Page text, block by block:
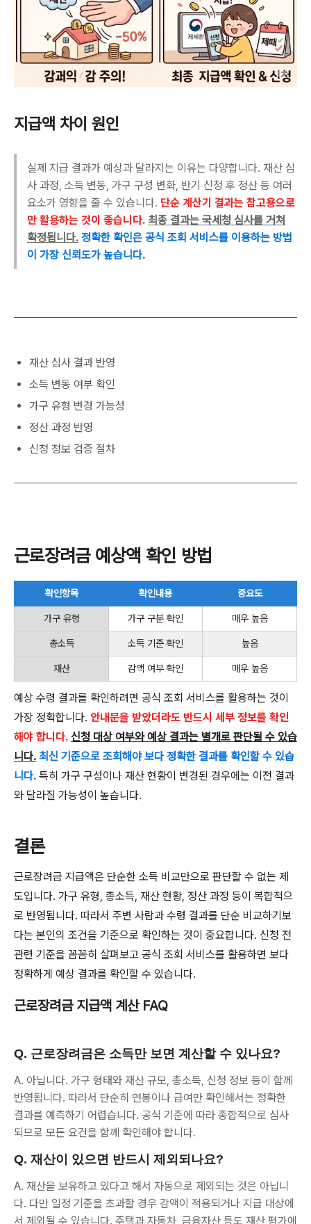
지급액 차이 원인
실제 지급 결과가 예상과 달라지는 이유는 다양합니다. 재산 심
사 과정, 소득 변동, 가구 구성 변화, 반기 신청 후 정산 등 여러
요소가 영향을 줄 수 있습니다. 단순 계산기 결과는 참고용으로
만 활용하는 것이 좋습니다. 최종 결과는 국세청 심사를 거쳐
확정됩니다. 정확한 확인은 공식 조회 서비스를 이용하는 방법
이 가장 신뢰도가 높습니다.
재산 심사 결과 반영
소득 변동 여부 확인
가구 유형 변경 가능성
정산 과정 반영
신청 정보 검증 절차
근로장려금 예상액 확인 방법
확인항목 확인내용 중요도
가구 유형 가구 구분 확인 매우 높음
총소득 소득 기준 확인 높음
재산 감액 여부 확인 매우 높음
예상 수령 결과를 확인하려면 공식 조회 서비스를 활용하는 것이
가장 정확합니다. 안내문을 받았더라도 반드시 세부 정보를 확인
해야 합니다. 신청 대상 여부와 예상 결과는 별개로 판단될 수 있습
니다. 최신 기준으로 조회해야 보다 정확한 결과를 확인할 수 있습
니다. 특히 가구 구성이나 재산 현황이 변경된 경우에는 이전 결과
와 달라질 가능성이 높습니다.
결론
근로장려금 지급액은 단순한 소득 비교만으로 판단할 수 없는 제
도입니다. 가구 유형, 총소득, 재산 현황, 정산 과정 등이 복합적으
로 반영됩니다. 따라서 주변 사람과 수령 결과를 단순 비교하기보
다는 본인의 조건을 기준으로 확인하는 것이 중요합니다. 신청 전
관련 기준을 꼼꼼히 살펴보고 공식 조회 서비스를 활용하면 보다
정확하게 예상 결과를 확인할 수 있습니다.
근로장려금 지급액 계산 FAQ
Q. 근로장려금은 소득만 보면 계산할 수 있나요?
A. 아닙니다. 가구 형태와 재산 규모, 총소득, 신청 정보 등이 함께
반영됩니다. 따라서 단순히 연봉이나 급여만 확인해서는 정확한
결과를 예측하기 어렵습니다. 공식 기준에 따라 종합적으로 심사
되므로 모든 요건을 함께 확인해야 합니다.
Q. 재산이 있으면 반드시 제외되나요?
A. 재산을 보유하고 있다고 해서 자동으로 제외되는 것은 아닙니
다. 다만 일정 기준을 초과할 경우 감액이 적용되거나 지급 대상에
서 제외될 수 있습니다. 주택과 자동차, 금융자산 등도 재산 평가에